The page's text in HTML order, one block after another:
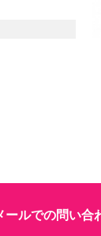
ールでの問い合